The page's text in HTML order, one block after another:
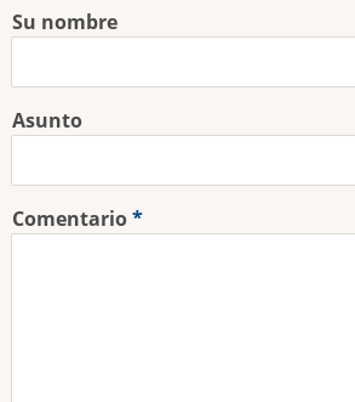
Su nombre
Asunto
Comentario